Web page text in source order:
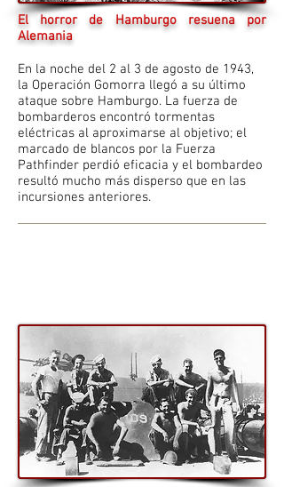
El horror de Hamburgo resuena por
Alemania
En la noche del 2 al 3 de agosto de 1943,
la Operación Gomorra llegó a su último
ataque sobre Hamburgo. La fuerza de
bombarderos encontró tormentas
eléctricas al aproximarse al objetivo; el
marcado de blancos por la Fuerza
Pathfinder perdió eficacia y el bombardeo
resultó mucho más disperso que en las
incursiones anteriores.